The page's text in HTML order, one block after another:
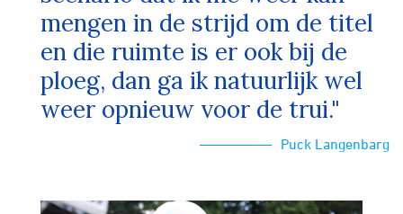
mengen in de strijd om de titel
en die ruimte is er ook bij de
ploeg, dan ga ik natuurlijk wel
weer opnieuw voor de trui."
Puck Langenbarg